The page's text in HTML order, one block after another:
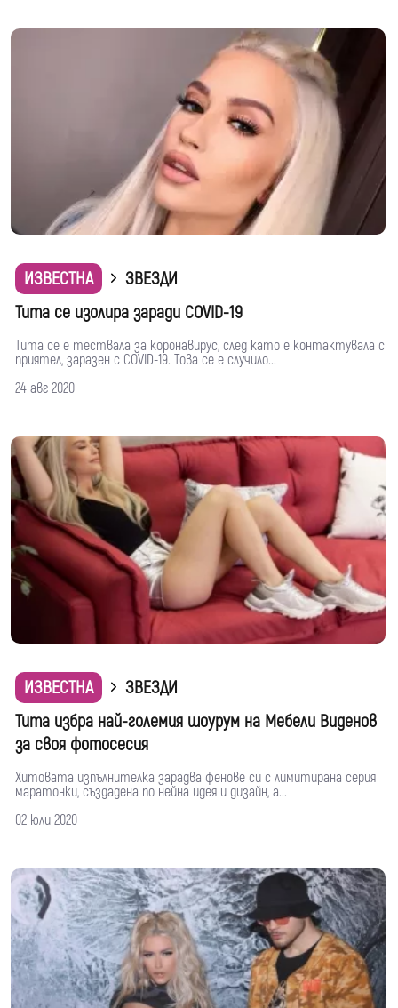
ИЗВЕСТНА
ЗВЕЗДИ
Тита се изолира заради COVID-19
Тита се е тествала за коронавирус, след като е контактувала с
приятел, заразен с COVID-19. Това се е случило...
24 авг 2020
ИЗВЕСТНА
ЗВЕЗДИ
Тита избра най-големия шоурум на Мебели Виденов
за своя фотосесия
Хитовата изпълнителка зарадва фенове си с лимитирана серия
маратонки, създадена по нейна идея и дизайн, а...
02 юли 2020